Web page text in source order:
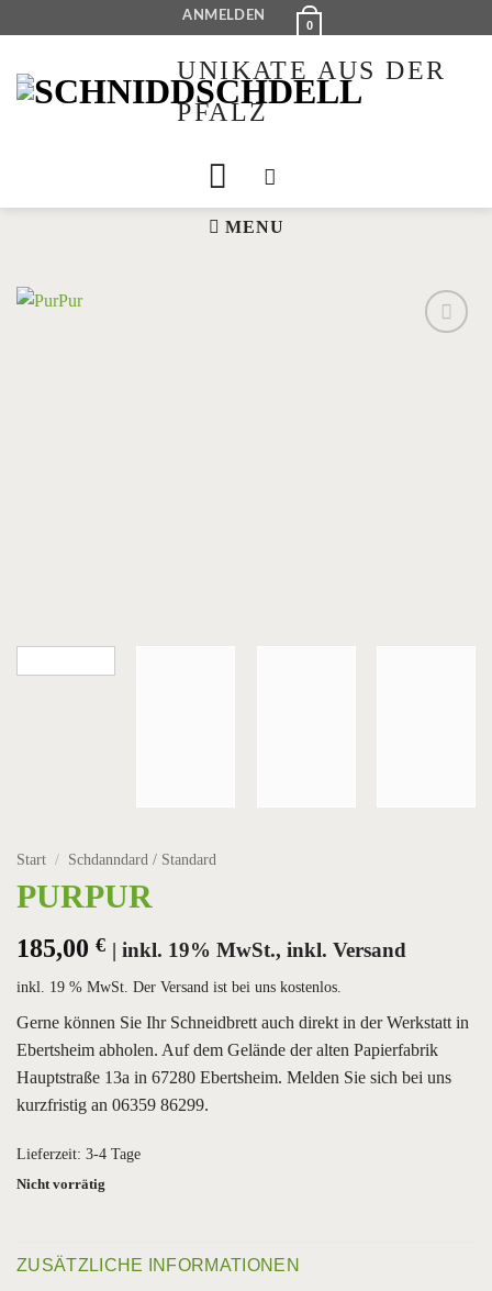
Inhalt
ANMELDEN
0
UNIKATE AUS DER
PFALZ
MENU
Start / Schdanndard / Standard
PURPUR
185,00 € | inkl. 19% MwSt., inkl. Versand
inkl. 19 % MwSt. Der Versand ist bei uns kostenlos.
Gerne können Sie Ihr Schneidbrett auch direkt in der Werkstatt in
Ebertsheim abholen. Auf dem Gelände der alten Papierfabrik
Hauptstraße 13a in 67280 Ebertsheim. Melden Sie sich bei uns
kurzfristig an 06359 86299.
Lieferzeit: 3-4 Tage
Nicht vorrätig
ZUSÄTZLICHE INFORMATIONEN